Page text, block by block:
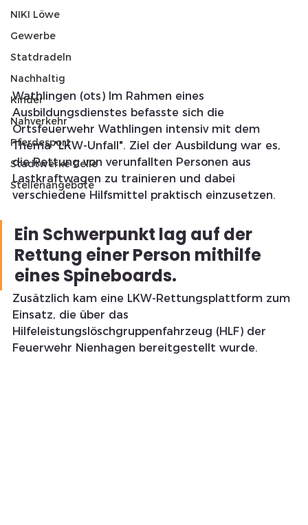
NIKI Löwe
Gewerbe
Statdradeln
Nachhaltig
Kinder
Nahverkehr
Pferdesport
Stadtwerke Celle
Stellenangebote
Wathlingen (ots) Im Rahmen eines
Ausbildungsdienstes befasste sich die
Ortsfeuerwehr Wathlingen intensiv mit dem
Thema "LKW-Unfall". Ziel der Ausbildung war es,
die Rettung von verunfallten Personen aus
Lastkraftwagen zu trainieren und dabei
verschiedene Hilfsmittel praktisch einzusetzen.
Ein Schwerpunkt lag auf der
Rettung einer Person mithilfe
eines Spineboards.
Zusätzlich kam eine LKW-Rettungsplattform zum
Einsatz, die über das
Hilfeleistungslöschgruppenfahrzeug (HLF) der
Feuerwehr Nienhagen bereitgestellt wurde.